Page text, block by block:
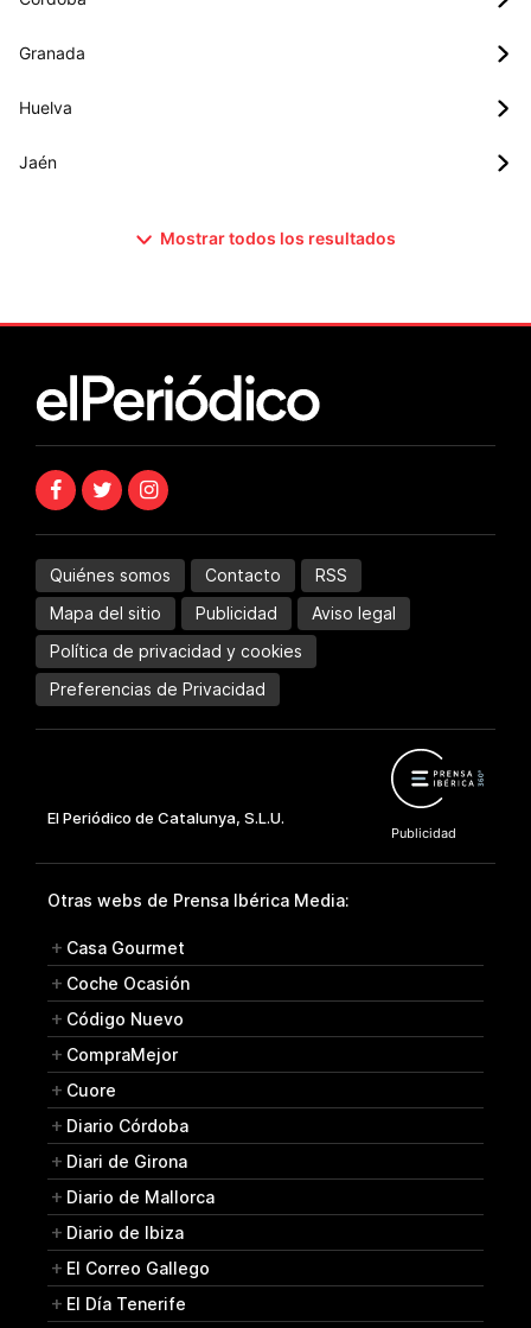
Granada
Huelva
Jaén
Mostrar todos los resultados
Quiénes somos Contacto
RSS
Mapa del sitio
Publicidad
Aviso legal
Política de privacidad y cookies
Preferencias de Privacidad
Otras webs de Prensa Ibérica Media:
Casa Gourmet
Coche Ocasión
Código Nuevo
CompraMejor
Cuore
Diario Córdoba
Diari de Girona
Diario de Mallorca
Diario de Ibiza
El Correo Gallego
El Día Tenerife